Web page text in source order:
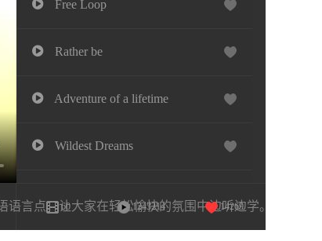
Free Loop
Rather be
Adventure of a lifetime
Wildest Dreams
言点，让大家在轻松愉快的氛围中边听边学。
60 1243214 14269